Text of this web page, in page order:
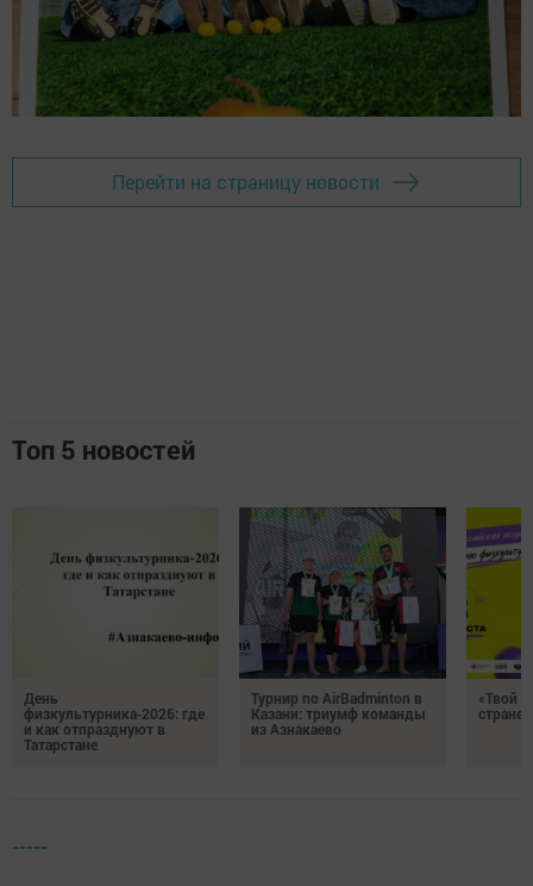
Перейти на страницу новости
Топ 5 новостей
День
физкультурника‑2026: где
и как отпразднуют в
Татарстане
Турнир по AirBadminton в
Казани: триумф команды
из Азнакаево
«Твой
стране!
-----